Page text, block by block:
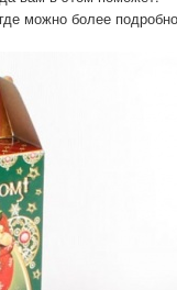
можно более